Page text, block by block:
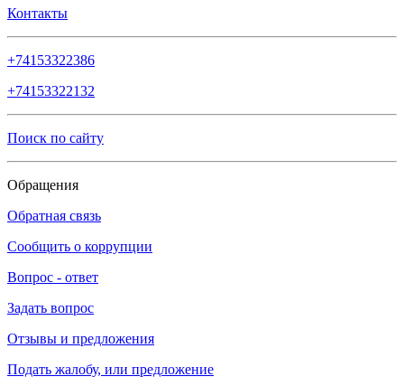
Контакты
+74153322386
+74153322132
Поиск по сайту
Обращения
Обратная связь
Сообщить о коррупции
Вопрос - ответ
Задать вопрос
Отзывы и предложения
Подать жалобу, или предложение